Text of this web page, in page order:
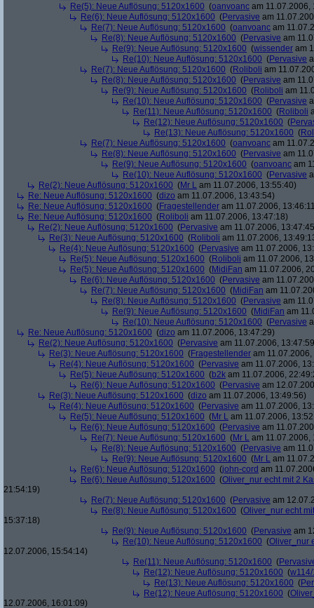
Re(5): Neue Auflösung: 5120x1600 (oanvoanc am 11.07.2006,
Re(6): Neue Auflösung: 5120x1600 (Pervasive am
Re(7): Neue Auflösung: 5120x1600 (oanvoanc am
Re(8): Neue Auflösung: 5120x1600 (Pervasive am
Re(9): Neue Auflösung: 5120x1600 (wissender am
Re(10): Neue Auflösung: 5120x1600 (Pervasive
Re(7): Neue Auflösung: 5120x1600 (Roliboli am
Re(8): Neue Auflösung: 5120x1600 (Pervasive am
Re(9): Neue Auflösung: 5120x1600 (Roliboli am
Re(10): Neue Auflösung: 5120x1600 (Pervasive
Re(11): Neue Auflösung: 5120x1600 (Roliboli
Re(12): Neue Auflösung: 5120x1600 (
Re(13): Neue Auflösung: 5120x1600 (
Re(7): Neue Auflösung: 5120x1600 (oanvoanc am
Re(8): Neue Auflösung: 5120x1600 (Pervasive am
Re(9): Neue Auflösung: 5120x1600 (oanvoanc am
Re(10): Neue Auflösung: 5120x1600 (Pervasive
Re(2): Neue Auflösung: 5120x1600 (Mr L am 11.07.2006, 13:55:40)
Re: Neue Auflösung: 5120x1600 (dizo am 11.07.2006, 13:43:54)
Re: Neue Auflösung: 5120x1600 (Fragestellender am 11.07.2006,
Re: Neue Auflösung: 5120x1600 (Roliboli am 11.07.2006, 13:47:18)
Re(2): Neue Auflösung: 5120x1600 (Pervasive am 11.07.2006,
Re(3): Neue Auflösung: 5120x1600 (Roliboli am 11.07.2006,
Re(4): Neue Auflösung: 5120x1600 (Pervasive am 11.07.2006,
Re(5): Neue Auflösung: 5120x1600 (Roliboli am 11.07.2006,
Re(5): Neue Auflösung: 5120x1600 (MidiFan am 11.07.2006,
Re(6): Neue Auflösung: 5120x1600 (Pervasive am
Re(7): Neue Auflösung: 5120x1600 (MidiFan am
Re(8): Neue Auflösung: 5120x1600 (Pervasive am
Re(9): Neue Auflösung: 5120x1600 (MidiFan am
Re(10): Neue Auflösung: 5120x1600 (Pervasive
Re: Neue Auflösung: 5120x1600 (dizo am 11.07.2006, 13:47:29)
Re(2): Neue Auflösung: 5120x1600 (Pervasive am 11.07.2006,
Re(3): Neue Auflösung: 5120x1600 (Fragestellender am
Re(4): Neue Auflösung: 5120x1600 (Pervasive am 11.07.2006,
Re(5): Neue Auflösung: 5120x1600 (b2k am 11.07.2006,
Re(6): Neue Auflösung: 5120x1600 (Pervasive am
Re(3): Neue Auflösung: 5120x1600 (dizo am 11.07.2006, 13:49:56)
Re(4): Neue Auflösung: 5120x1600 (Pervasive am 11.07.2006,
Re(5): Neue Auflösung: 5120x1600 (Mr L am 11.07.2006,
Re(6): Neue Auflösung: 5120x1600 (Pervasive am
Re(7): Neue Auflösung: 5120x1600 (Mr L am 11.07.2006,
Re(8): Neue Auflösung: 5120x1600 (Pervasive am
Re(9): Neue Auflösung: 5120x1600 (Mr L am
Re(6): Neue Auflösung: 5120x1600 (john-cord am
Re(6): Neue Auflösung: 5120x1600 (Oliver_nur echt mit 2
21:54:19)
Re(7): Neue Auflösung: 5120x1600 (Pervasive am
Re(8): Neue Auflösung: 5120x1600 (Oliver_nur echt
15:37:18)
Re(9): Neue Auflösung: 5120x1600 (Pervasive am
Re(10): Neue Auflösung: 5120x1600 (Oliver_nur
12.07.2006, 15:54:14)
Re(11): Neue Auflösung: 5120x1600 (
Re(12): Neue Auflösung: 5120x1600 (
Re(13): Neue Auflösung: 5120x1600 (
Re(12): Neue Auflösung: 5120x1600 (
12.07.2006, 16:01:09)